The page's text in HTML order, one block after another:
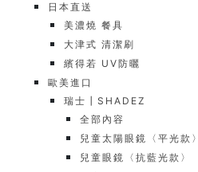
日本直送
美濃燒 餐具
大津式 清潔刷
繽得若 UV防曬
歐美進口
瑞士┃SHADEZ
全部內容
兒童太陽眼鏡〈平光款〉
兒童眼鏡〈抗藍光款〉